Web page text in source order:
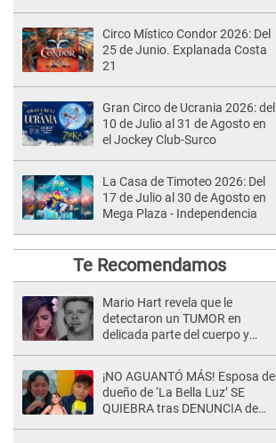
Circo Místico Condor 2026: Del
25 de Junio. Explanada Costa
21
Gran Circo de Ucrania 2026: del
10 de Julio al 31 de Agosto en
el Jockey Club-Surco
La Casa de Timoteo 2026: Del
17 de Julio al 30 de Agosto en
Mega Plaza - Independencia
Te Recomendamos
Mario Hart revela que le
detectaron un TUMOR en
delicada parte del cuerpo y
muy fuertes..."
¡NO AGUANTÓ MÁS! Esposa de
dueño de ‘La Bella Luz’ SE
QUIEBRA tras DENUNCIA de